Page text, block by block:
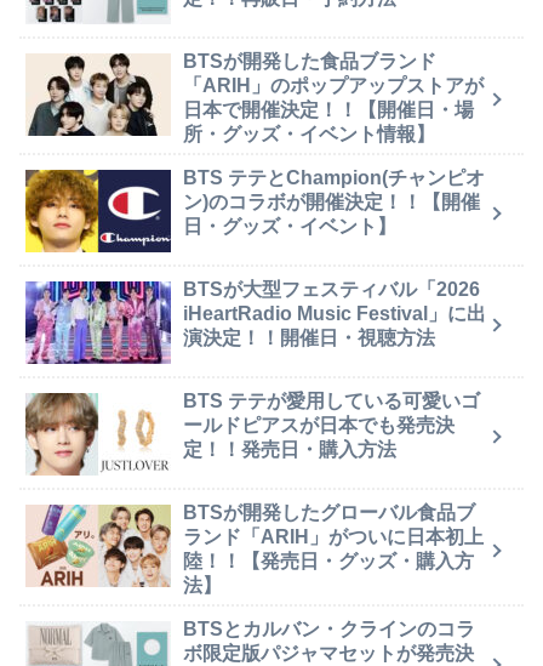
BTSが開発した食品ブランド
「ARIH」のポップアップストアが
日本で開催決定！！【開催日・場
所・グッズ・イベント情報】
BTS テテとChampion(チャンピオ
ン)のコラボが開催決定！！【開催
日・グッズ・イベント】
BTSが大型フェスティバル「2026
iHeartRadio Music Festival」に出
演決定！！開催日・視聴方法
BTS テテが愛用している可愛いゴ
ールドピアスが日本でも発売決
定！！発売日・購入方法
BTSが開発したグローバル食品ブ
ランド「ARIH」がついに日本初上
陸！！【発売日・グッズ・購入方
法】
BTSとカルバン・クラインのコラ
ボ限定版パジャマセットが発売決